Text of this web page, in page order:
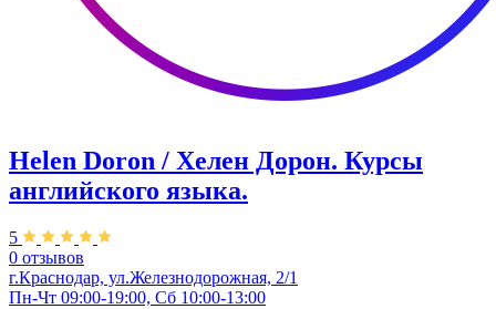
Helen Doron / Хелен Дорон. Курсы
английского языка.
5
0 отзывов
г.Краснодар, ул.Железнодорожная, 2/1
Пн-Чт 09:00-19:00, Сб 10:00-13:00